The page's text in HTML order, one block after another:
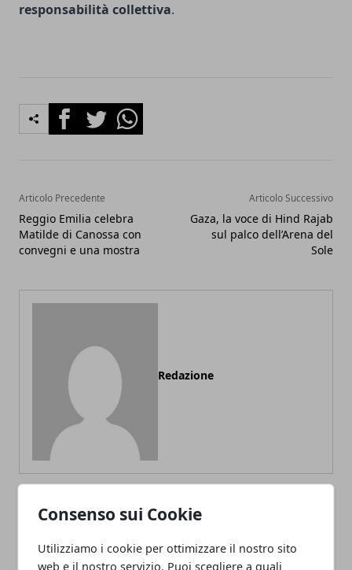
Consenso sui Cookie
Utilizziamo i cookie per ottimizzare il nostro sito
web e il nostro servizio. Puoi scegliere a quali
responsabilità collettiva.
FacebookTwitterWhatsapp
Articolo Precedente
Reggio Emilia celebra
Matilde di Canossa con
convegni e una mostra
Articolo Successivo
Gaza, la voce di Hind Rajab
sul palco dell’Arena del
Sole
Redazione
ARTICOLI CORRELATI